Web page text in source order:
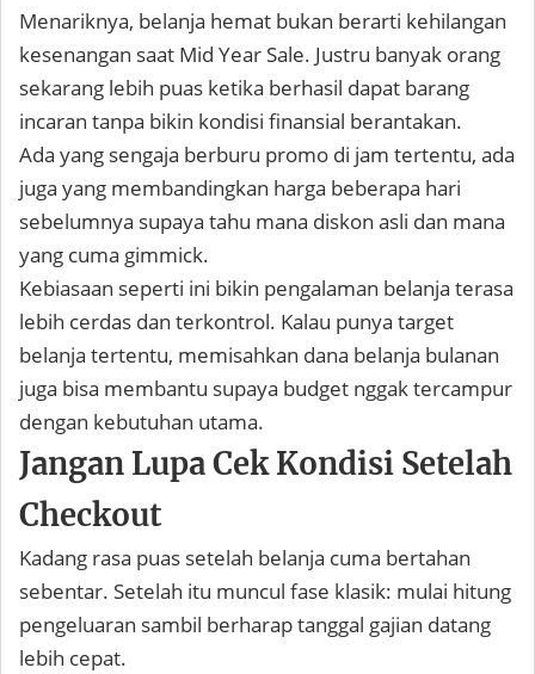
Menariknya, belanja hemat bukan berarti kehilangan
kesenangan saat Mid Year Sale. Justru banyak orang
sekarang lebih puas ketika berhasil dapat barang
incaran tanpa bikin kondisi finansial berantakan.
Ada yang sengaja berburu promo di jam tertentu, ada
juga yang membandingkan harga beberapa hari
sebelumnya supaya tahu mana diskon asli dan mana
yang cuma gimmick.
Kebiasaan seperti ini bikin pengalaman belanja terasa
lebih cerdas dan terkontrol. Kalau punya target
belanja tertentu, memisahkan dana belanja bulanan
juga bisa membantu supaya budget nggak tercampur
dengan kebutuhan utama.
Jangan Lupa Cek Kondisi Setelah
Checkout
Kadang rasa puas setelah belanja cuma bertahan
sebentar. Setelah itu muncul fase klasik: mulai hitung
pengeluaran sambil berharap tanggal gajian datang
lebih cepat.